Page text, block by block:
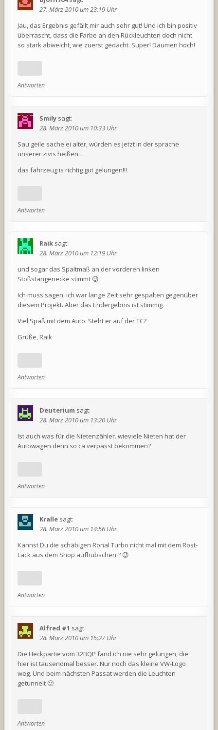
27. März 2010 um 23:19 Uhr
Jau, das Ergebnis gefällt mir auch sehr gut! Und ich bin positiv
überrascht, dass die Farbe an den Rückleuchten doch nicht
so stark abweicht, wie zuerst gedacht. Super! Daumen hoch!
Antworten
Smily sagt:
28. März 2010 um 10:33 Uhr
Sau geile sache ei alter, würden es jetzt in der sprache
unserer zivis heißen…
das fahrzeug is richtig gut gelungen!!!
Antworten
Raik sagt:
28. März 2010 um 12:19 Uhr
und sogar das Spaltmaß an der vorderen linken
Stoßstangenecke stimmt 😉
Ich muss sagen, ich war lange Zeit sehr gespalten gegenüber
diesem Projekt. Aber das Endergebnis ist stimmig.
Viel Spaß mit dem Auto. Steht er auf der TC?
Grüße, Raik
Antworten
Deuterium sagt:
28. März 2010 um 13:20 Uhr
Ist auch was für die Nietenzähler..wieviele Nieten hat der
Autowagen denn so ca verpasst bekommen?
Antworten
Kralle sagt:
28. März 2010 um 14:56 Uhr
Kannst Du die schäbigen Ronal Turbo nicht mal mit dem Rost-
Lack aus dem Shop aufhübschen ? 😉
Antworten
Alfred #1 sagt:
28. März 2010 um 15:27 Uhr
Die Heckpartie vom 32BQP fand ich nie sehr gelungen, die
hier ist tausendmal besser. Nur noch das kleine VW-Logo
weg. Und beim nächsten Passat werden die Leuchten
getunnelt 🙂
Antworten